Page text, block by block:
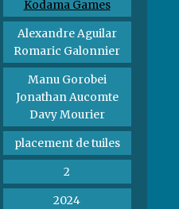
Kodama Games
Alexandre Aguilar
Romaric Galonnier
Manu Gorobei
Jonathan Aucomte
Davy Mourier
placement de tuiles
2
2024